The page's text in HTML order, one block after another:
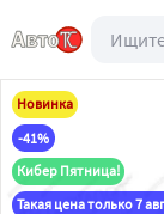
Новинка
-41%
Кибер Пятница!
Такая цена только 7